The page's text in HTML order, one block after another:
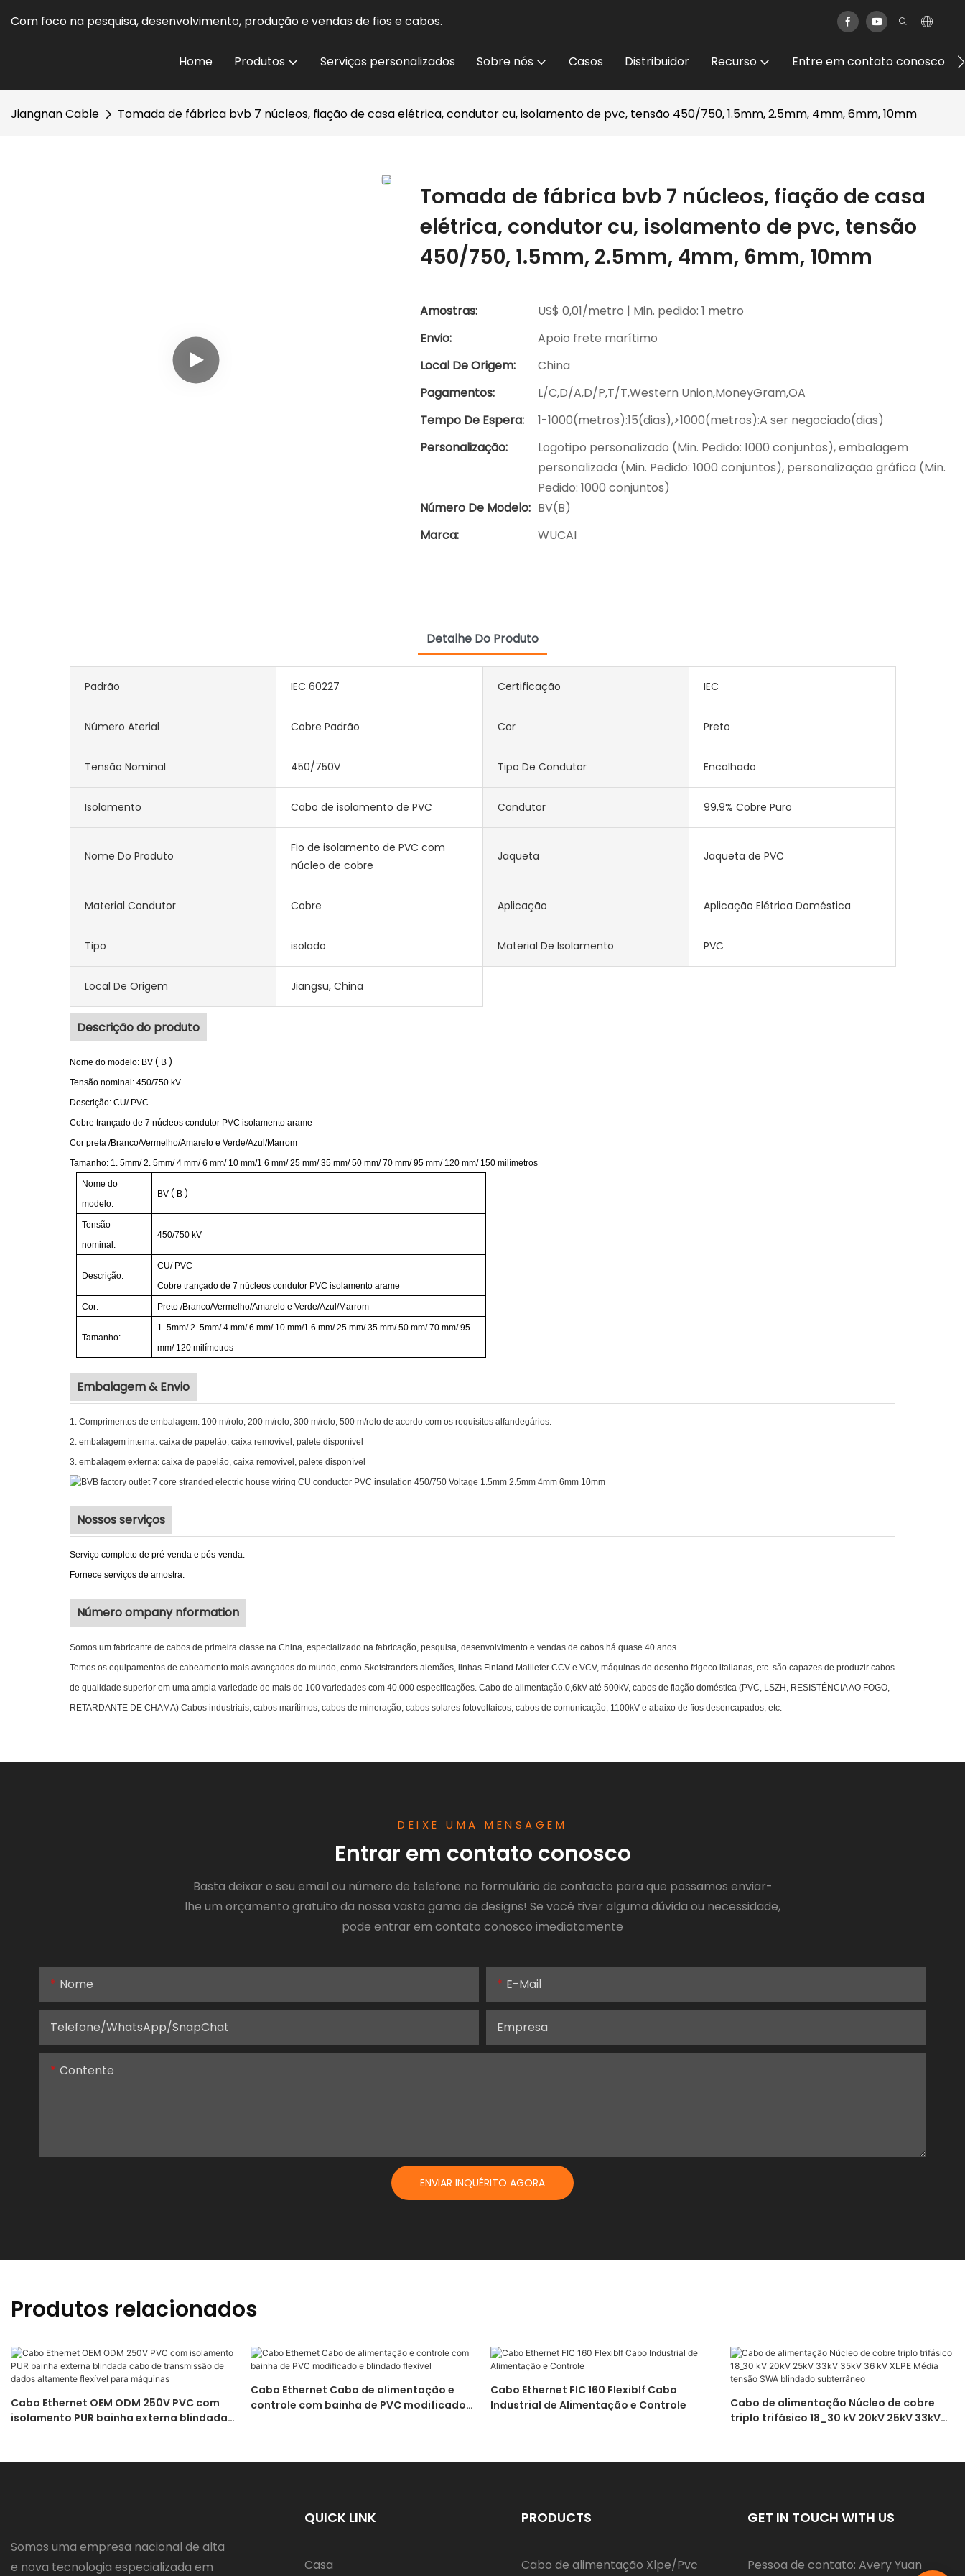
Com foco na pesquisa, desenvolvimento, produção e vendas de fios e cabos.
Home Produtos Serviços personalizados Sobre nós Casos Distribuidor Recurso Entre em contato conosco
Jiangnan Cable Tomada de fábrica bvb 7 núcleos, fiação de casa elétrica, condutor cu, isolamento de pvc, tensão 450/750, 1.5mm, 2.5mm, 4mm, 6mm, 10mm
Tomada de fábrica bvb 7 núcleos, fiação de casa
elétrica, condutor cu, isolamento de pvc, tensão
450/750, 1.5mm, 2.5mm, 4mm, 6mm, 10mm
Amostras:
US$ 0,01/metro | Min. pedido: 1 metro
Envio:
Apoio frete marítimo
Local De Origem:
China
Pagamentos:
L/C,D/A,D/P,T/T,Western Union,MoneyGram,OA
Tempo De Espera:
1-1000(metros):15(dias),>1000(metros):A ser negociado(dias)
Personalização:
Logotipo personalizado (Min. Pedido: 1000 conjuntos), embalagem
personalizada (Min. Pedido: 1000 conjuntos), personalização gráfica (Min.
Pedido: 1000 conjuntos)
Número De Modelo: BV(B)
Marca:
WUCAI
Detalhe Do Produto
Padrão IEC 60227 Certificação IEC
Número Aterial Cobre Padrão Cor Preto
Tensão Nominal 450/750V Tipo De Condutor Encalhado
Isolamento Cabo de isolamento de PVC Condutor 99,9% Cobre Puro
Nome Do Produto
Fio de isolamento de PVC com
núcleo de cobre
Jaqueta Jaqueta de PVC
Material Condutor Cobre Aplicação Aplicação Elétrica Doméstica
Tipo isolado Material De Isolamento PVC
Local De Origem Jiangsu, China
Descrição do produto
Nome do modelo: BV( B )
Tensão nominal:450/750 kV
Descrição:CU/ PVC
Cobre trançado de 7 núcleoscondutor PVCisolamentoarame
Cor preta/Branco/Vermelho/Amarelo e Verde/Azul/Marrom
Tamanho: 1.5mm/2.5mm/4 mm/6 mm/ 10mm/16 mm/25mm/35mm/50mm/70mm/95mm/ 120mm/ 150milímetros
Nome do
modelo:
BV( B )
Tensão
nominal:
450/750 kV
Descrição:
CU/ PVC
Cobre trançado de 7 núcleoscondutor PVCisolamentoarame
Cor: Preto/Branco/Vermelho/Amarelo e Verde/Azul/Marrom
Tamanho:
1.5mm/2.5mm/4 mm/6 mm/ 10mm/16 mm/25mm/35mm/50mm/70mm/95
mm/ 120milímetros
Embalagem & Envio
1. Comprimentos de embalagem: 100 m/rolo, 200 m/rolo, 300 m/rolo, 500 m/rolo de acordo com os requisitos alfandegários.
2. embalagem interna: caixa de papelão, caixa removível, palete disponível
3. embalagem externa: caixa de papelão, caixa removível, palete disponível
Nossos serviços
Serviço completo de pré-venda e pós-venda.
Fornece serviços de amostra.
Número ompany nformation
Somos um fabricante de cabos de primeira classe na China, especializado na fabricação, pesquisa, desenvolvimento e vendas de cabos há quase 40 anos.
Temos os equipamentos de cabeamento mais avançados do mundo, como Sketstranders alemães, linhas Finland Maillefer CCV e VCV, máquinas de desenho frigeco italianas, etc. são capazes de produzir cabos
de qualidade superior em uma ampla variedade de mais de 100 variedades com 40.000 especificações. Cabo de alimentação.0,6kV até 500kV, cabos de fiação doméstica (PVC, LSZH, RESISTÊNCIA AO FOGO,
RETARDANTE DE CHAMA) Cabos industriais, cabos marítimos, cabos de mineração, cabos solares fotovoltaicos, cabos de comunicação, 1100kV e abaixo de fios desencapados, etc.
DEIXE UMA MENSAGEM
Entrar em contato conosco
Basta deixar o seu email ou número de telefone no formulário de contacto para que possamos enviar-
lhe um orçamento gratuito da nossa vasta gama de designs! Se você tiver alguma dúvida ou necessidade,
pode entrar em contato conosco imediatamente
Nome E-Mail
Telefone/WhatsApp/SnapChat Empresa
Contente
ENVIAR INQUÉRITO AGORA
Produtos relacionados
Cabo Ethernet OEM ODM 250V PVC com
isolamento PUR bainha externa blindada
Cabo Ethernet Cabo de alimentação e
controle com bainha de PVC modificado e
Cabo Ethernet FIC 160 Flexiblf Cabo
Industrial de Alimentação e Controle
Cabo de alimentação Núcleo de cobre
triplo trifásico 18_30 kV 20kV 25kV 33kV
Somos uma empresa nacional de alta
e nova tecnologia especializada em
QUICK LINK
Casa
PRODUCTS
Cabo de alimentação Xlpe/Pvc
GET IN TOUCH WITH US
Pessoa de contato: Avery Yuan